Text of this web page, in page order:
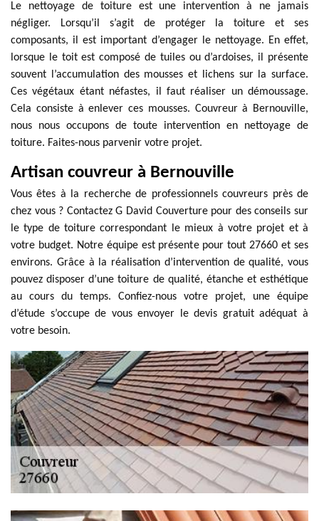
Le nettoyage de toiture est une intervention à ne jamais
négliger. Lorsqu’il s’agit de protéger la toiture et ses
composants, il est important d’engager le nettoyage. En effet,
lorsque le toit est composé de tuiles ou d’ardoises, il présente
souvent l’accumulation des mousses et lichens sur la surface.
Ces végétaux étant néfastes, il faut réaliser un démoussage.
Cela consiste à enlever ces mousses. Couvreur à Bernouville,
nous nous occupons de toute intervention en nettoyage de
toiture. Faites-nous parvenir votre projet.
Artisan couvreur à Bernouville
Vous êtes à la recherche de professionnels couvreurs près de
chez vous ? Contactez G David Couverture pour des conseils sur
le type de toiture correspondant le mieux à votre projet et à
votre budget. Notre équipe est présente pour tout 27660 et ses
environs. Grâce à la réalisation d’intervention de qualité, vous
pouvez disposer d’une toiture de qualité, étanche et esthétique
au cours du temps. Confiez-nous votre projet, une équipe
d’étude s’occupe de vous envoyer le devis gratuit adéquat à
votre besoin.